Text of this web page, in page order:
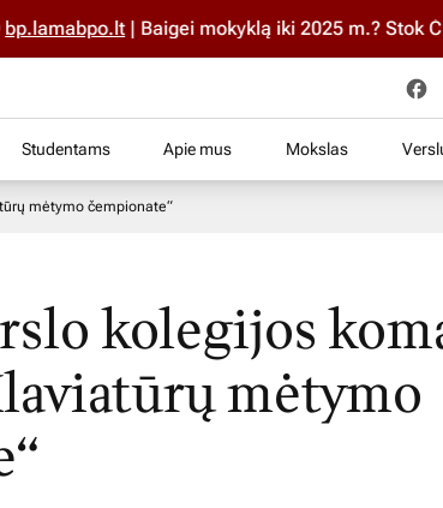
| Baigei mokyklą iki 2025 m.? Stok ČIA
Studentams Apie mus Mokslas
mėtymo čempionate“
kolegijos
mėtymo